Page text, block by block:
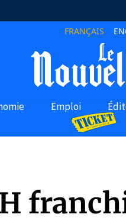
FRANÇAIS
Emploi